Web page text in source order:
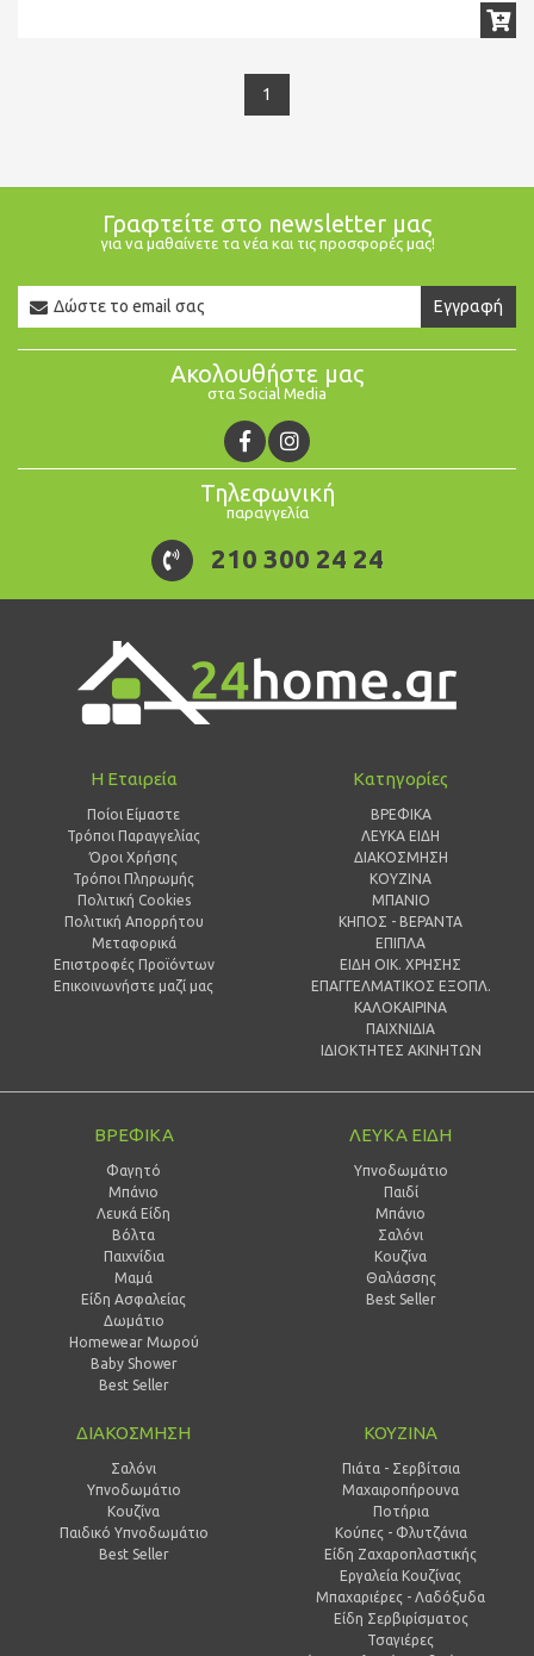
1
Γραφτείτε στο newsletter μας
για να μαθαίνετε τα νέα και τις προσφορές μας!
Newsletter
Email
Εγγραφή
Ακολουθήστε μας
στα Social Media
Τηλεφωνική
παραγγελία
210 300 24 24
Η Εταιρεία
Ποίοι Είμαστε
Τρόποι Παραγγελίας
Όροι Χρήσης
Τρόποι Πληρωμής
Πολιτική Cookies
Πολιτική Απορρήτου
Μεταφορικά
Επιστροφές Προϊόντων
Επικοινωνήστε μαζί μας
Κατηγορίες
ΒΡΕΦΙΚΑ
ΛΕΥΚΑ ΕΙΔΗ
ΔΙΑΚΟΣΜΗΣΗ
ΚΟΥΖΙΝΑ
ΜΠΑΝΙΟ
ΚΗΠΟΣ - ΒΕΡΑΝΤΑ
ΕΠΙΠΛΑ
ΕΙΔΗ ΟΙΚ. ΧΡΗΣΗΣ
ΕΠΑΓΓΕΛΜΑΤΙΚΟΣ ΕΞΟΠΛ.
ΚΑΛΟΚΑΙΡΙΝΑ
ΠΑΙΧΝΙΔΙΑ
ΙΔΙΟΚΤΗΤΕΣ ΑΚΙΝΗΤΩΝ
ΒΡΕΦΙΚΑ
Φαγητό
Μπάνιο
Λευκά Είδη
Βόλτα
Παιχνίδια
Μαμά
Είδη Ασφαλείας
Δωμάτιο
Homewear Μωρού
Baby Shower
Best Seller
ΛΕΥΚΑ ΕΙΔΗ
Υπνοδωμάτιο
Παιδί
Mπάνιο
Σαλόνι
Κουζίνα
Θαλάσσης
Best Seller
ΔΙΑΚΟΣΜΗΣΗ
Σαλόνι
Υπνοδωμάτιο
Κουζίνα
Παιδικό Υπνοδωμάτιο
Best Seller
ΚΟΥΖΙΝΑ
Πιάτα - Σερβίτσια
Μαχαιροπήρουνα
Ποτήρια
Κούπες - Φλυτζάνια
Είδη Ζαχαροπλαστικής
Εργαλεία Κουζίνας
Μπαχαριέρες - Λαδόξυδα
Είδη Σερβιρίσματος
Τσαγιέρες